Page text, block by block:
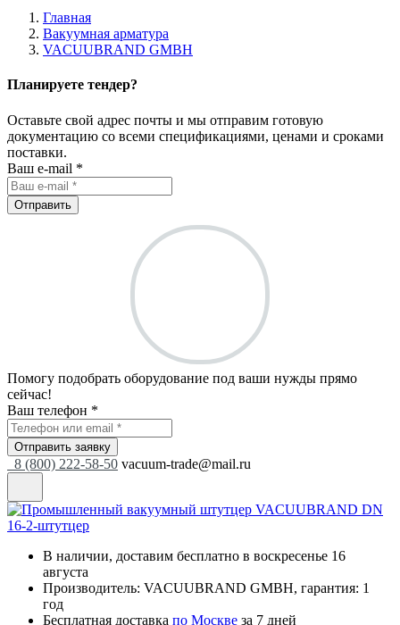
Главная
Вакуумная арматура
VACUUBRAND GMBH
Планируете тендер?
Оставьте свой адрес почты и мы отправим готовую
документацию со всеми спецификациями, ценами и сроками
поставки.
Ваш e-mail *
Отправить
Помогу подобрать оборудование под ваши нужды прямо
сейчас!
Ваш телефон *
Отправить заявку
8 (800) 222-58-50 vacuum-trade@mail.ru
В наличии, доставим бесплатно в воскресенье 16
августа
Производитель: VACUUBRAND GMBH, гарантия: 1
год
Бесплатная доставка по Москве за 7 дней